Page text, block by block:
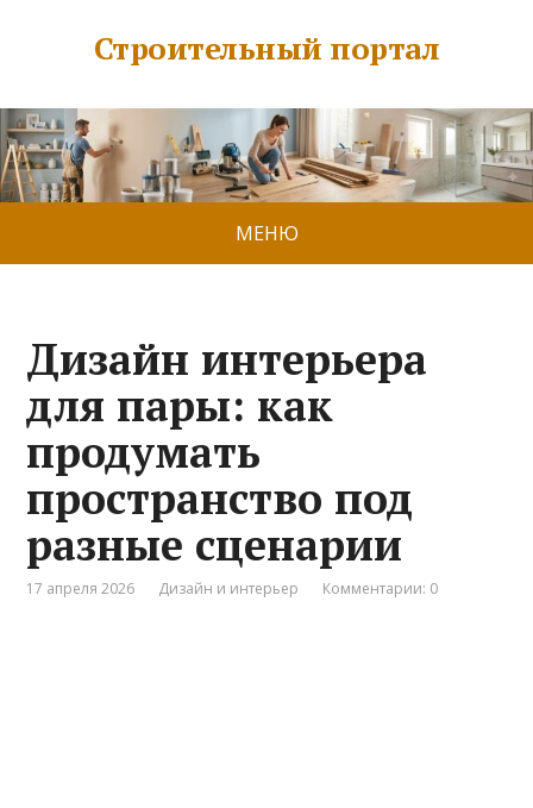
Строительный портал
МЕНЮ
Дизайн интерьера
для пары: как
продумать
пространство под
разные сценарии
17 апреля 2026 Дизайн и интерьер Комментарии: 0